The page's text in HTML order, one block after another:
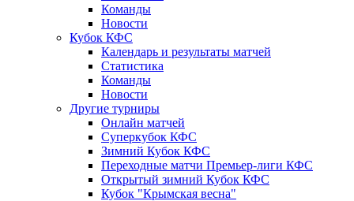
Команды
Новости
Кубок КФС
Календарь и результаты матчей
Статистика
Команды
Новости
Другие турниры
Онлайн матчей
Суперкубок КФС
Зимний Кубок КФС
Переходные матчи Премьер-лиги КФС
Открытый зимний Кубок КФС
Кубок "Крымская весна"